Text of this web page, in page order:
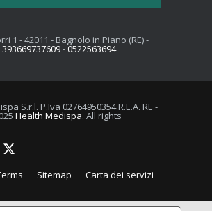
1 - 42011 - Bagnolo in Piano (RE) -
-0522563694
S.r.l. P.Iva 02764950354 R.E.A. RE -
Health Medispa. All rights
Sitemap Carta dei servizi